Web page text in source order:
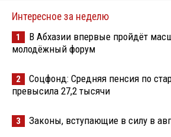
Интересное за неделю
1
В Абхазии впервые пройдёт
молодёжный форум
2
Соцфонд: Средняя пенсия по
превысила 27,2 тысячи
3 Законы, вступающие в силу в